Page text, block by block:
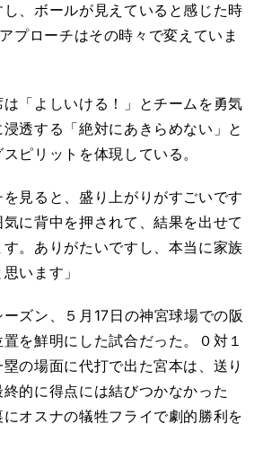
、ボールが見えていると感じた時
プローチはその時々で変えていま
「よしいける！」とチームを勇気
透する「絶対にあきらめない」と
ピリットを体現している。
を見ると、盛り上がりがすごいです
に背中を押されて、結果を出せて
。ありがたいですし、本当に家族
います」
ズン、５月17日の神宮球場での阪
を鮮明にした試合だった。０対１
の場面に代打で出た宮本は、送り
的に得点には結びつかなかった
オスナの犠牲フライで劇的勝利を